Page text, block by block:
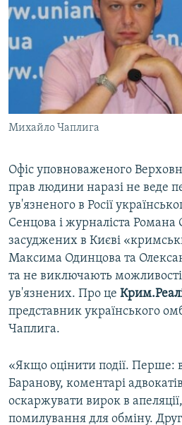
ДЕПОРТАЦІЯ
ВІДЕОУРОКИ «ELIFBE»
СВІДЧЕННЯ ОКУПАЦІЇ
УКРАЇНСЬКА ПРОБЛЕМА КРИМУ
ІНФОГРАФІКА
ЯК ОБІЙТИ БЛОКУВАННЯ
Русский
Qırımtatar
ДОЛУЧАЙСЯ!
Усі сайти RFE/RL
Михайло Чаплига
Офіс уповноваженого
прав людини наразі не веде
ув'язненого в Росії
Сенцова і журналіста
засуджених в Києві
Максима Одинцова та
та не виключають
ув'язнених. Про це
представник українського
Чаплига.
«Якщо оцінити події. Перше:
Баранову, коментарі
оскаржувати вирок в
помилування для обміну.